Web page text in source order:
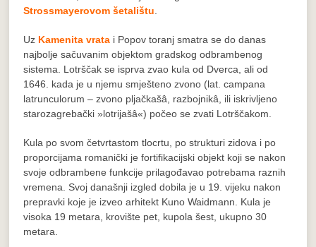
Strossmayerovom šetalištu
Uz Kamenita vrata i Popov toranj smatra se do danas
najbolje sačuvanim objektom gradskog odbrambenog
sistema. Lotrščak se isprva zvao kula od Dverca, ali od
1646. kada je u njemu smješteno zvono (lat. campana
latrunculorum – zvono pljačkašâ, razbojnikâ, ili iskrivljeno
starozagrebački »lotrijašâ«) počeo se zvati Lotrščakom.
Kula po svom četvrtastom tlocrtu, po strukturi zidova i po
proporcijama romanički je fortifikacijski objekt koji se nakon
svoje odbrambene funkcije prilagođavao potrebama raznih
vremena. Svoj današnji izgled dobila je u 19. vijeku nakon
prepravki koje je izveo arhitekt Kuno Waidmann. Kula je
visoka 19 metara, krovište pet, kupola šest, ukupno 30
metara.